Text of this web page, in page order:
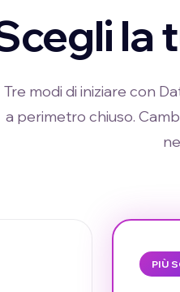
la
Tre modi di iniziare con
a perimetro chiuso.
PIÙ